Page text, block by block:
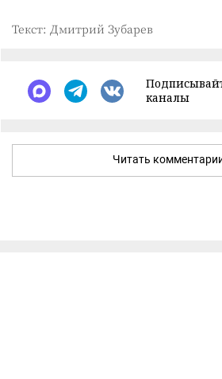
Текст: Дмитрий Зубарев
каналы
Читать